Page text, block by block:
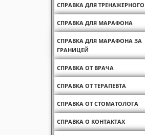
СПРАВКА ДЛЯ
СПРАВКА ДЛЯ МАРАФОНА
СПРАВКА ДЛЯ МАРАФОНА ЗА
ГРАНИЦЕЙ
СПРАВКА ОТ ВРАЧА
СПРАВКА ОТ ТЕРАПЕВТА
СПРАВКА ОТ СТОМАТОЛОГА
СПРАВКА О КОНТАКТАХ